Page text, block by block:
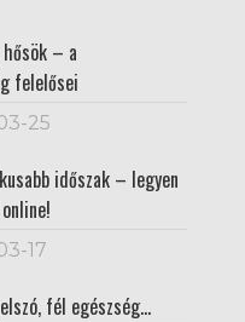
– a
felelősei
25
időszak – legyen
17
fél egészség…